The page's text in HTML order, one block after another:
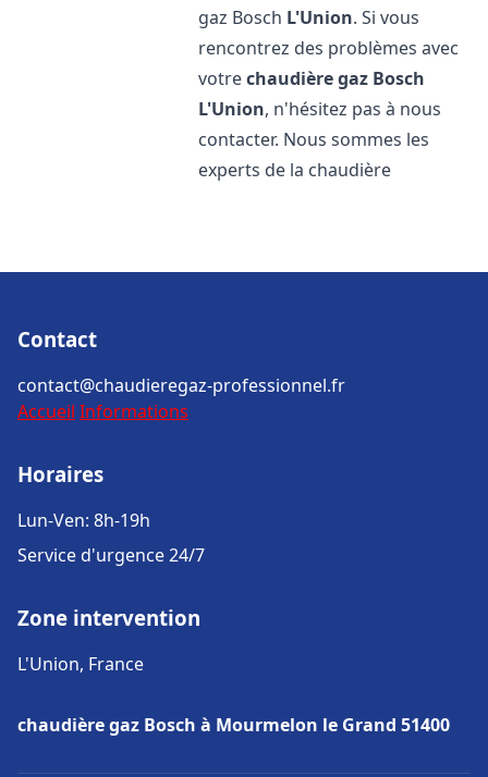
gaz Bosch L'Union. Si vous
rencontrez des problèmes avec
votrechaudière gaz Bosch
L'Union, n'hésitez pas à nous
contacter. Nous sommes les
experts de la chaudière
Contact
contact@chaudieregaz-professionnel.fr
Accueil Informations
Horaires
Lun-Ven: 8h-19h
Service d'urgence 24/7
Zone intervention
L'Union, France
chaudière gaz Bosch à Mourmelon le Grand 51400